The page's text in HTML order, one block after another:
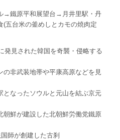
→鐵原平和展望台→月井里駅・丹
台米の釜めしとカモの焼肉定
見された韓国を奇襲・侵略する
非武装地帯や平康高原などを見
なったソウルと元山を結ぶ京元
鮮が建設した北朝鮮労働党鐵原
師が創建した古刹